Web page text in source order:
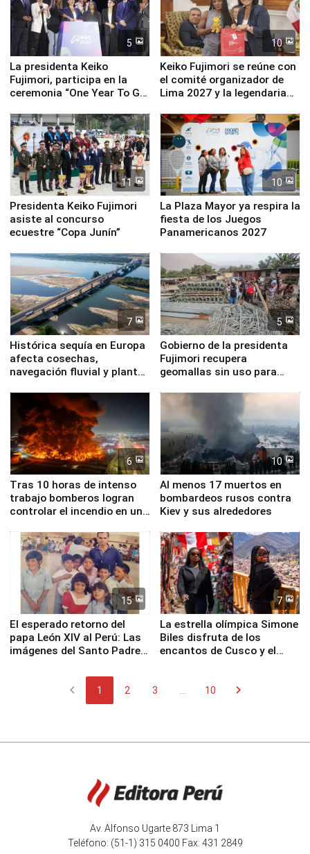
5
La presidenta Keiko
Fujimori, participa en la
ceremonia “One Year To Go
10
Keiko Fujimori se reúne con
el comité organizador de
Lima 2027 y la legendaria
11
Presidenta Keiko Fujimori
asiste al concurso
ecuestre “Copa Junín”
10
La Plaza Mayor ya respira la
fiesta de los Juegos
Panamericanos 2027
7
Histórica sequía en Europa
afecta cosechas,
navegación fluvial y plantas
5
Gobierno de la presidenta
Fujimori recupera
geomallas sin uso para
Fenómeno El Niño
6
Tras 10 horas de intenso
trabajo bomberos logran
controlar el incendio en una
de Chile
10
Al menos 17 muertos en
bombardeos rusos contra
Kiev y sus alrededores
15
El esperado retorno del
papa León XIV al Perú: Las
imágenes del Santo Padre
7
La estrella olímpica Simone
Biles disfruta de los
encantos de Cusco y el
chevron_left 1 2 3 10 chevron_right
Av. Alfonso Ugarte 873 Lima 1
Teléfono: (51-1) 315 0400 Fax: 431 2849